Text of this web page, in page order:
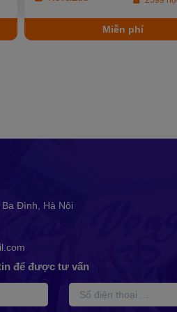
chìa khóa để giúp bạn tiến bước
thành công? Nếu bạn không
Miễn phí
Đình, Hà Nội
để được tư vấn